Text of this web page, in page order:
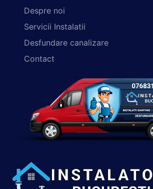
Despre noi
Servicii Instalatii
Desfundare canalizare
Contact